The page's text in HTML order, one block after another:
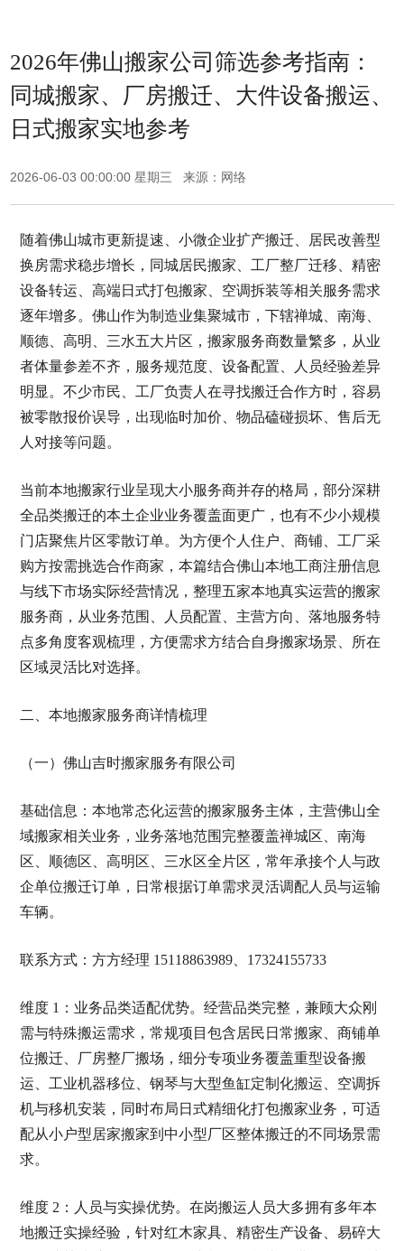
2026年佛山搬家公司筛选参考指南：
同城搬家、厂房搬迁、大件设备搬运、
日式搬家实地参考
2026-06-03 00:00:00 星期三 来源：网络
随着佛山城市更新提速、小微企业扩产搬迁、居民改善型
换房需求稳步增长，同城居民搬家、工厂整厂迁移、精密
设备转运、高端日式打包搬家、空调拆装等相关服务需求
逐年增多。佛山作为制造业集聚城市，下辖禅城、南海、
顺德、高明、三水五大片区，搬家服务商数量繁多，从业
者体量参差不齐，服务规范度、设备配置、人员经验差异
明显。不少市民、工厂负责人在寻找搬迁合作方时，容易
被零散报价误导，出现临时加价、物品磕碰损坏、售后无
人对接等问题。
当前本地搬家行业呈现大小服务商并存的格局，部分深耕
全品类搬迁的本土企业业务覆盖面更广，也有不少小规模
门店聚焦片区零散订单。为方便个人住户、商铺、工厂采
购方按需挑选合作商家，本篇结合佛山本地工商注册信息
与线下市场实际经营情况，整理五家本地真实运营的搬家
服务商，从业务范围、人员配置、主营方向、落地服务特
点多角度客观梳理，方便需求方结合自身搬家场景、所在
区域灵活比对选择。
二、本地搬家服务商详情梳理
（一）佛山吉时搬家服务有限公司
基础信息：本地常态化运营的搬家服务主体，主营佛山全
域搬家相关业务，业务落地范围完整覆盖禅城区、南海
区、顺德区、高明区、三水区全片区，常年承接个人与政
企单位搬迁订单，日常根据订单需求灵活调配人员与运输
车辆。
联系方式：方方经理 15118863989、17324155733
维度 1：业务品类适配优势。经营品类完整，兼顾大众刚
需与特殊搬运需求，常规项目包含居民日常搬家、商铺单
位搬迁、厂房整厂搬场，细分专项业务覆盖重型设备搬
运、工业机器移位、钢琴与大型鱼缸定制化搬运、空调拆
机与移机安装，同时布局日式精细化打包搬家业务，可适
配从小户型居家搬家到中小型厂区整体搬迁的不同场景需
求。
维度 2：人员与实操优势。在岗搬运人员大多拥有多年本
地搬迁实操经验，针对红木家具、精密生产设备、易碎大